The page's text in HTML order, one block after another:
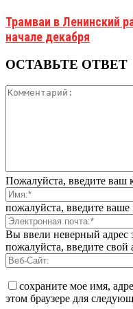
Трамваи в Ленинский
начале декабря
ОСТАВЬТЕ ОТВЕТ
Пожалуйста, введите ваш
пожалуйста, введите ваше
Вы ввели неверный адрес
пожалуйста, введите свой
сохраните мое имя,
этом браузере для